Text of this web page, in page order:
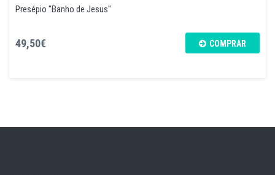
Presépio "Banho de Jesus"
49,50€ COMPRAR